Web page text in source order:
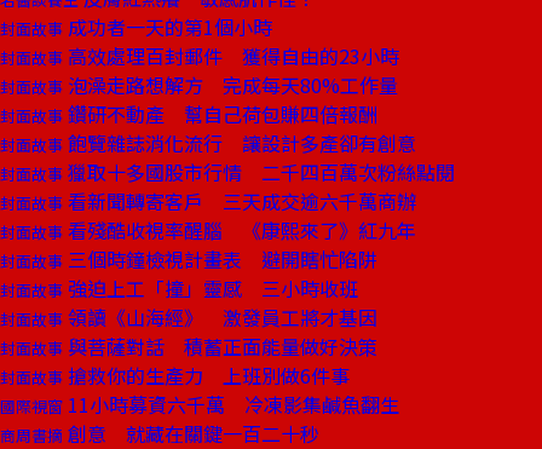
封面故事 成功者一天的第1個小時
封面故事 高效處理百封郵件 獲得自由的23小時
封面故事 泡澡走路想解方 完成每天80%工作量
封面故事 鑽研不動產 幫自己荷包賺四倍報酬
封面故事 飽覽雜誌消化流行 讓設計多產卻有創意
封面故事 獵取十多國股市行情 二千四百萬次粉絲點閱
封面故事 看新聞轉寄客戶 三天成交逾六千萬商辦
封面故事 看殘酷收視率醒腦 《康熙來了》紅九年
封面故事 三個時鐘檢視計畫表 避開瞎忙陷阱
封面故事 強迫上工「撞」靈感 三小時收班
封面故事 領讀《山海經》 激發員工將才基因
封面故事 與菩薩對話 積蓄正面能量做好決策
封面故事 搶救你的生產力 上班別做6件事
國際視窗 11小時募資六千萬 冷凍影集鹹魚翻生
商周書摘 創意 就藏在關鍵一百二十秒